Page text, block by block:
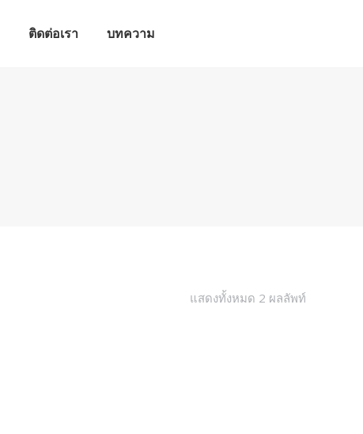
ติดต่อเรา บทความ
แสดงทั้งหมด 2 ผลลัพท์
ติดต่อเรา